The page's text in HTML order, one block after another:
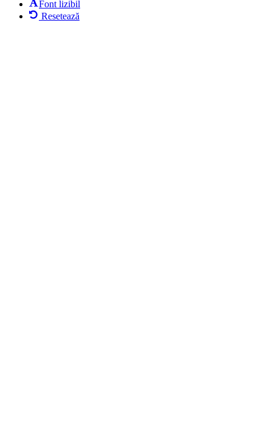
Font lizibil
Resetează